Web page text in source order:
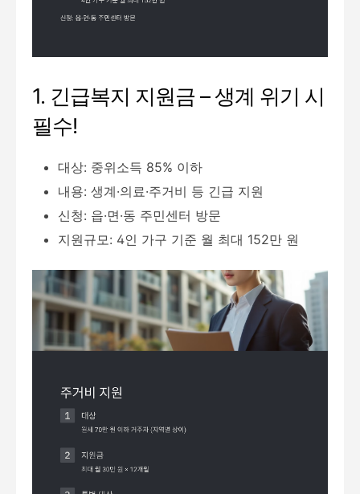
1. 긴급복지 지원금 – 생계 위기 시
필수!
대상: 중위소득 85% 이하
내용: 생계·의료·주거비 등 긴급 지원
신청: 읍·면·동 주민센터 방문
지원규모: 4인 가구 기준 월 최대 152만 원